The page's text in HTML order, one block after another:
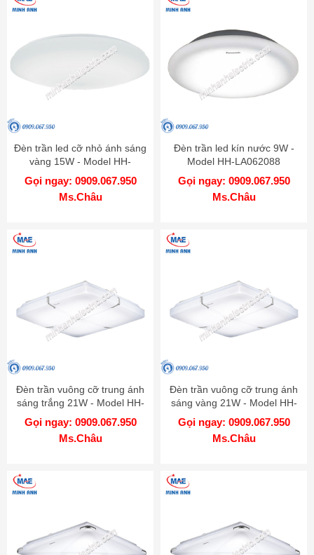
Đèn trần led cỡ nhỏ ánh sáng
vàng 15W - Model HH-
LA100419
Gọi ngay: 0909.067.950
Ms.Châu
Đèn trần led kín nước 9W -
Model HH-LA062088
Gọi ngay: 0909.067.950
Ms.Châu
Đèn trần vuông cỡ trung ánh
sáng trắng 21W - Model HH-
LA157888
Gọi ngay: 0909.067.950
Ms.Châu
Đèn trần vuông cỡ trung ánh
sáng vàng 21W - Model HH-
LA157788
Gọi ngay: 0909.067.950
Ms.Châu